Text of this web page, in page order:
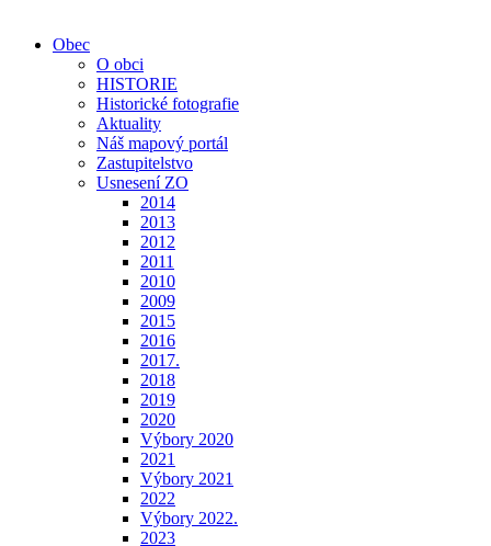
Obec
O obci
HISTORIE
Historické fotografie
Aktuality
Náš mapový portál
Zastupitelstvo
Usnesení ZO
2014
2013
2012
2011
2010
2009
2015
2016
2017.
2018
2019
2020
Výbory 2020
2021
Výbory 2021
2022
Výbory 2022.
2023